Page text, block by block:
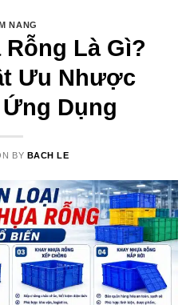
NANG
Là Gì?
Ưu Nhược
Dụng
BY BACH LE